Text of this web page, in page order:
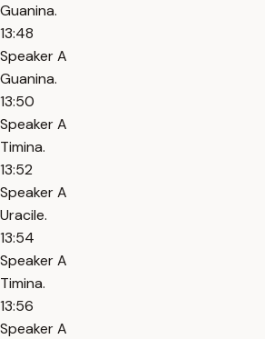
Guanina.
13:48
Speaker A
Guanina.
13:50
Speaker A
Timina.
13:52
Speaker A
Uracile.
13:54
Speaker A
Timina.
13:56
Speaker A